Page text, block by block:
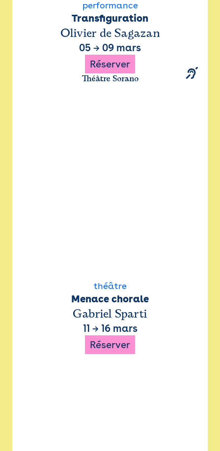
performance
Transfiguration
Olivier de Sagazan
05 → 09 mars
Réserver
Théâtre Sorano
théâtre
Menace chorale
Gabriel Sparti
11 → 16 mars
Réserver